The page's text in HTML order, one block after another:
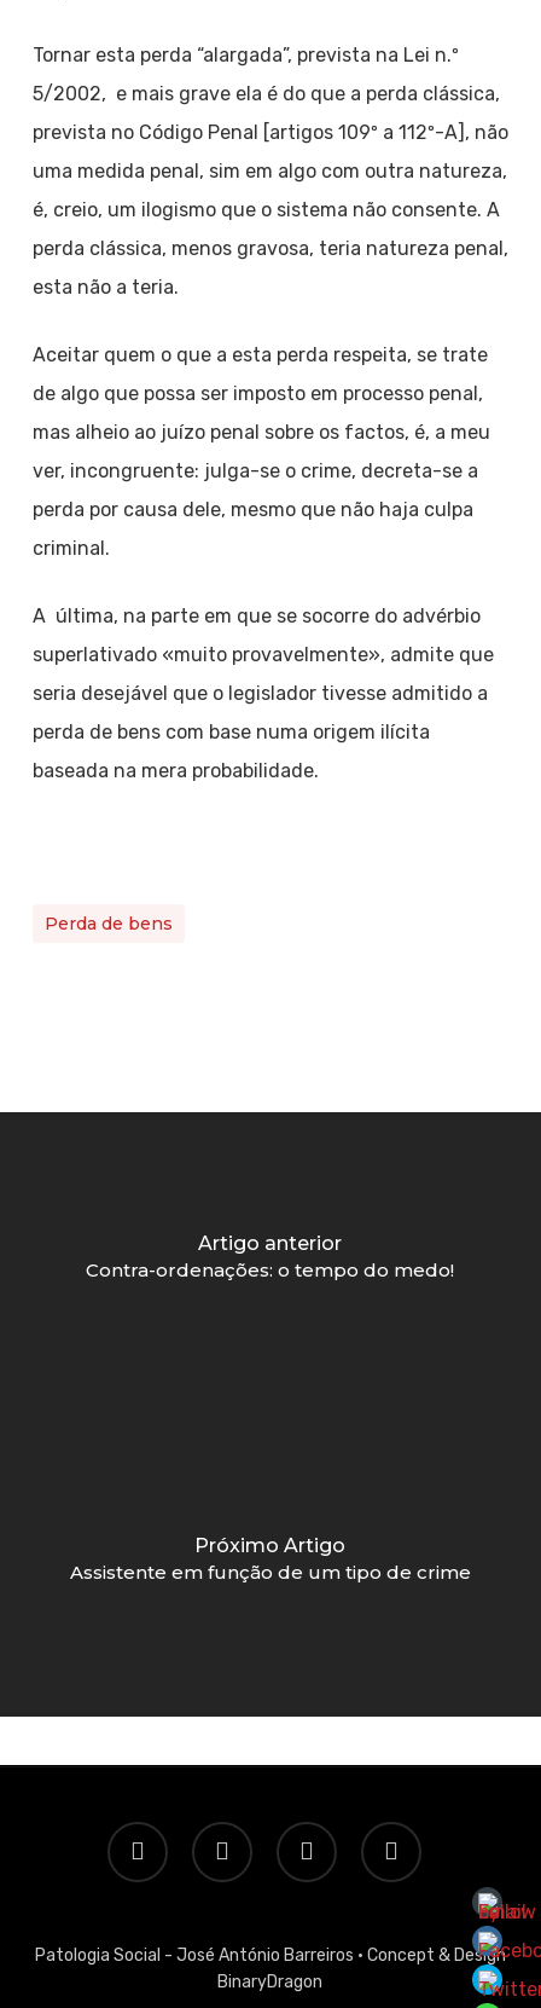
Tornar esta perda “alargada”, prevista na Lei n.º
5/2002, e mais grave ela é do que a perda clássica,
prevista no Código Penal [artigos 109º a 112º-A], não
uma medida penal, sim em algo com outra natureza,
é, creio, um ilogismo que o sistema não consente. A
perda clássica, menos gravosa, teria natureza penal,
esta não a teria.
Aceitar quem o que a esta perda respeita, se trate
de algo que possa ser imposto em processo penal,
mas alheio ao juízo penal sobre os factos, é, a meu
ver, incongruente: julga-se o crime, decreta-se a
perda por causa dele, mesmo que não haja culpa
criminal.
A última, na parte em que se socorre do advérbio
superlativado «muito provavelmente», admite que
seria desejável que o legislador tivesse admitido a
perda de bens com base numa origem ilícita
baseada na mera probabilidade.
Perda de bens
Artigo anterior
Contra-ordenações: o tempo do medo!
Próximo Artigo
Assistente em função de um tipo de crime
twitter facebook linkedin email
Patologia Social - José António Barreiros · Concept & Design
BinaryDragon